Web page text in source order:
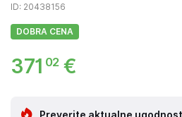
ID: 20438156
DOBRA CENA
371 02 €